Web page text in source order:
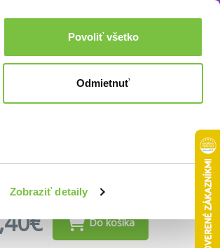
Zobraziť detaily
Povoliť všetko
Odmietnuť
Prihlásenie 0,00€
Akcie a zľavy
robiť LP
Do košíka